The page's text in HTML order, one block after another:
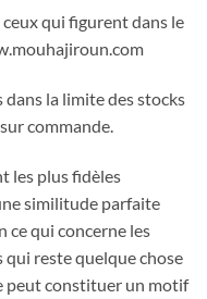
qui figurent dans le
la limite des stocks
commande.
les plus fidèles
similitude parfaite
ce qui concerne les
reste quelque chose
peut constituer un motif